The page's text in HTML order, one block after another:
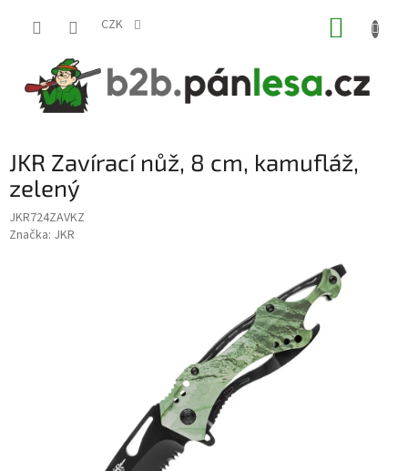
CZK
JKR Zavírací nůž, 8 cm, kamufláž,
zelený
JKR724ZAVKZ
Značka: JKR